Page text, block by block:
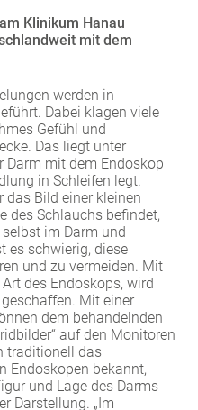
Zentren
(DDG)
Leukämien
Zentren
Klinikum Hanau
mit dem
werden in
Dabei klagen viele
Gefühl und
Das liegt unter
Darm mit dem Endoskop
in Schleifen legt.
das Bild einer kleinen
des Schlauchs befindet,
im Darm und
es schwierig, diese
und zu vermeiden. Mit
des Endoskops, wird
Mit einer
dem behandelnden
auf den Monitoren
traditionell das
Endoskopen bekannt,
und Lage des Darms
Darstellung. „Im
und Social Media
werden von
gesetzt.